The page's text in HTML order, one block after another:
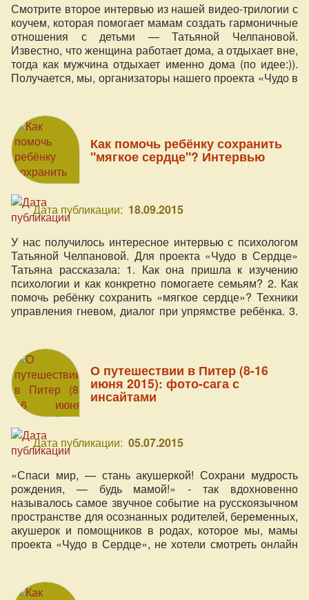
Смотрите второе интервью из нашей видео-трилогии с
коучем, которая помогает мамам создать гармоничные
отношения с детьми — Татьяной Челпановой.
Известно, что женщина работает дома, а отдыхает вне,
тогда как мужчина отдыхает именно дома (по идее:)).
Получается, мы, организаторы нашего проекта «Чудо в
Как помочь ребёнку сохранить
"мягкое сердце"? Интервью
Дата публикации: 18.09.2015
У нас получилось интересное интервью с психологом
Татьяной Челпановой. Для проекта «Чудо в Сердце»
Татьяна рассказала: 1. Как она пришла к изучению
психологии и как конкретно помогаете семьям? 2. Как
помочь ребёнку сохранить «мягкое сердце»? Техники
управления гневом, диалог при упрямстве ребёнка. 3.
О путешествии в Питер (8-16
июня 2015): фото-сага с
инсайтами
Дата публикации: 05.07.2015
«Спаси мир, — стань акушеркой! Сохрани мудрость
рождения, — будь мамой!» - так вдохновенно
называлось самое звучное событие на русскоязычном
пространстве для осознанных родителей, беременных,
акушерок и помощников в родах, которое мы, мамы
проекта «Чудо в Сердце», не хотели смотреть онлайн
событиям и… испытаниям!